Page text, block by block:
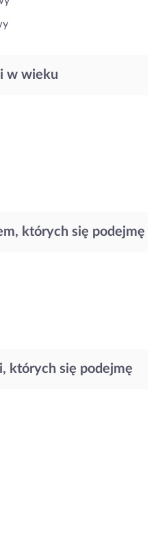
w wieku
których się podejmę
których się podejmę